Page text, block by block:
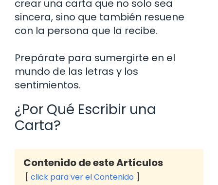
crear una carta que no solo sea
sincera, sino que también resuene
con la persona que la recibe.
Prepárate para sumergirte en el
mundo de las letras y los
sentimientos.
¿Por Qué Escribir una
Carta?
Contenido de este Artículos
click para ver el Contenido